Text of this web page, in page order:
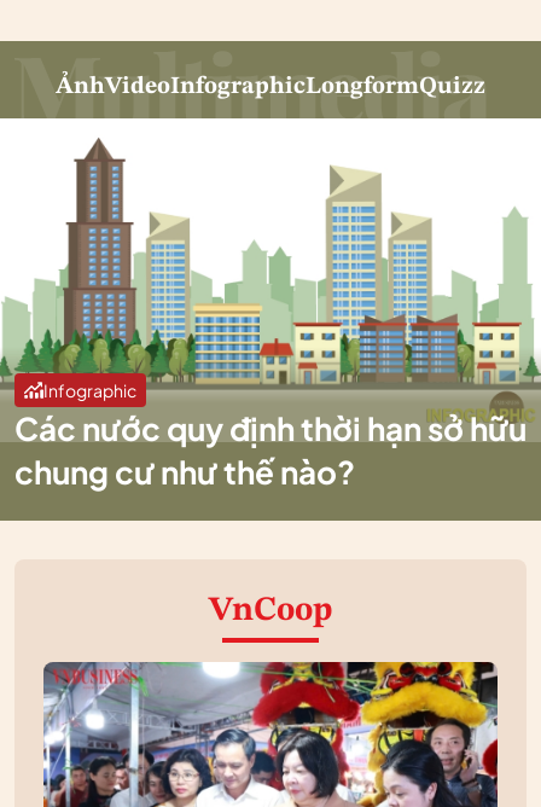
ẢnhVideoInfographicLongformQuizz
Infographic
Các nước quy định thời hạn sở hữu
chung cư như thế nào?
VnCoop